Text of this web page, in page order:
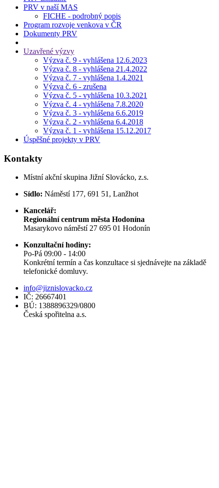
PRV v naší MAS
FICHE - podrobný popis
Program rozvoje venkova v ČR
Dokumenty PRV
Uzavřené výzvy
Výzva č. 9 - vyhlášena 12.6.2023
Výzva č. 8 - vyhlášena 21.4.2022
Výzva č. 7 - vyhlášena 1.4.2021
Výzva č. 6 - zrušena
Výzva č. 5 - vyhlášena 10.3.2021
Výzva č. 4 - vyhlášena 7.8.2020
Výzva č. 3 - vyhlášena 6.6.2019
Výzva č. 2 - vyhlášena 6.4.2018
Výzva č. 1 - vyhlášena 15.12.2017
Úspěšné projekty v PRV
Kontakty
Místní akční skupina Jižní Slovácko, z.s.
Sídlo: Náměstí 177, 691 51, Lanžhot
Kancelář:
Regionální centrum města Hodonína
Masarykovo náměstí 27 695 01 Hodonín
Konzultační hodiny:
Po-Pá 09:00 - 14:00
Konkrétní termín a čas konzultace si sjednávejte na základě
telefonické domluvy.
info@jiznislovacko.cz
IČ: 26667401
BÚ: 1388896329/0800
Česká spořitelna a.s.